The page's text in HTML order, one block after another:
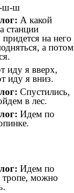
ш
А какой
станции
на него
а потом
иду я вверх,
я вниз.
Спустились,
в лес.
Идем по
Идем по
можно